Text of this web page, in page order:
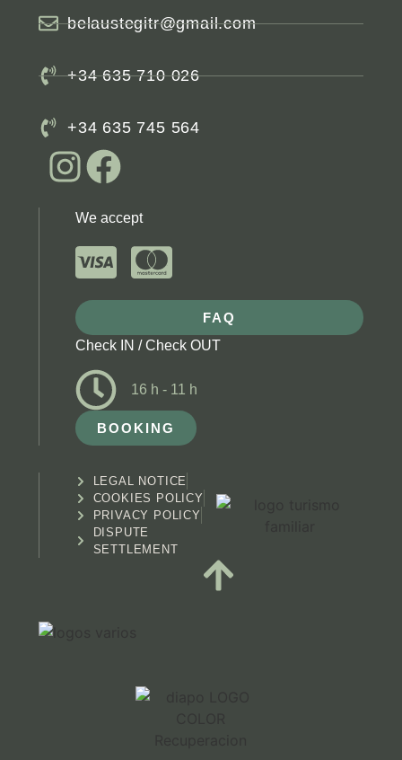
belaustegitr@gmail.com
+34 635 710 026
+34 635 745 564
We accept
FAQ
Check IN / Check OUT
16 h - 11 h
BOOKING
LEGAL NOTICE
COOKIES POLICY
PRIVACY POLICY
DISPUTE
SETTLEMENT